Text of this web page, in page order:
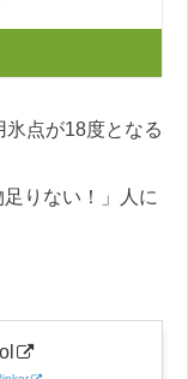
氷点が18度となる
りない！」人に